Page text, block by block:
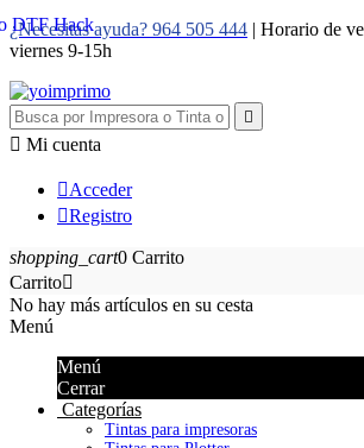
¿Necesitas ayuda? 964 505 444 | Horario de
viernes 9-15h

 Mi cuenta
Acceder
Registro
shopping_cart0 Carrito
Carrito
No hay más artículos en su cesta
Menú
Menú
Cerrar
Categorías
Tintas para impresoras